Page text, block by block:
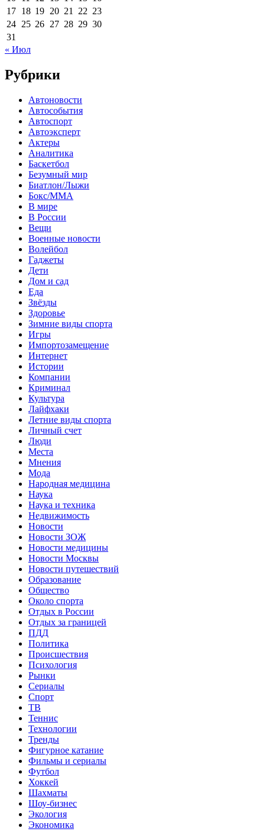
17 18 19 20 21 22 23
24 25 26 27 28 29 30
31
« Июл
Рубрики
Автоновости
Автособытия
Автоспорт
Автоэксперт
Актеры
Аналитика
Баскетбол
Безумный мир
Биатлон/Лыжи
Бокс/MMA
В мире
В России
Вещи
Военные новости
Волейбол
Гаджеты
Дети
Дом и сад
Еда
Звёзды
Здоровье
Зимние виды спорта
Игры
Импортозамещение
Интернет
Истории
Компании
Криминал
Культура
Лайфхаки
Летние виды спорта
Личный счет
Люди
Места
Мнения
Мода
Народная медицина
Наука
Наука и техника
Недвижимость
Новости
Новости ЗОЖ
Новости медицины
Новости Москвы
Новости путешествий
Образование
Общество
Около спорта
Отдых в России
Отдых за границей
ПДД
Политика
Происшествия
Психология
Рынки
Сериалы
Спорт
ТВ
Теннис
Технологии
Тренды
Фигурное катание
Фильмы и сериалы
Футбол
Хоккей
Шахматы
Шоу-бизнес
Экология
Экономика